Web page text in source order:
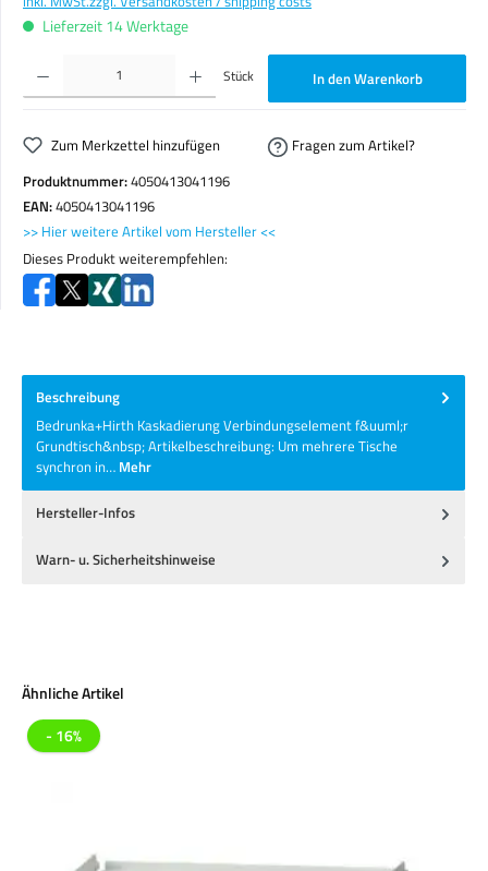
Lieferzeit 14 Werktage
Produkt Anzahl: Gib den gewünschten Wert ein oder benutze die Schaltflächen um die Anzahl zu
Stück In den Warenkorb
Zum Merkzettel hinzufügen
Fragen zum Artikel?
Produktnummer:4050413041196
EAN:4050413041196
>> Hier weitere Artikel vom Hersteller <<
Dieses Produkt weiterempfehlen:
Beschreibung
Bedrunka+Hirth Kaskadierung Verbindungselement f&uuml;r
Grundtisch&nbsp; Artikelbeschreibung: Um mehrere Tische
synchron in… Mehr
Hersteller-Infos
Warn- u. Sicherheitshinweise
Produktgalerie überspringen
Ähnliche Artikel
- 16%